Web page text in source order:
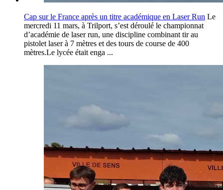
Cap sur le France après un titre académique en Laser Run Le
mercredi 11 mars, à Trilport, s’est déroulé le championnat
d’académie de laser run, une discipline combinant tir au
pistolet laser à 7 mètres et des tours de course de 400
mètres.Le lycée était enga ...